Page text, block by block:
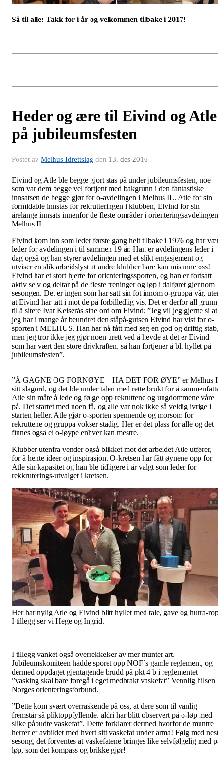
Så til alle: Takk for i år og velkommen tilbake i 2017!
Heder og ære til Eivind og Atle
på jubileumsfesten
Postet av Melhus Idrettslag den 13. des 2016
Eivind og Atle ble begge gjort stas på under jubileumsfesten, noe
som var dem begge vel fortjent med bakgrunn i den fantastiske
innsatsen de begge gjør for o-avdelingen i Melhus IL. Atle for sin
formidable innstas for rekrutteringen i klubben, Eivind for sin
årelange innsats innenfor de fleste områder i
Melhus IL.
Eivind kom inn som leder første gang helt tilbake i 1976 og har
leder for avdelingen i til sammen 19 år. Han er avdelingens leder i
dag også og han styrer avdelingen med et slikt engasjement og
utviser en slik arbeidslyst at andre klubber bare kan misunne oss!
Eivind har et stort hjerte for orienteringssporten, og han er fortsatt
aktiv selv og deltar på de fleste treninger og løp i dalføret gjennom
sesongen. Det er ingen som har satt sin fot innom o-gruppa vår,
at Eivind har tatt i mot de på forbilledlig vis. Det er derfor all grunn
til å sitere Ivar Keiserås sine ord om Eivind; ”Jeg vil jeg gjerne si at
jeg har i mange år beundret den ståpå-gutsen Eivind har vist for o-
sporten i MELHUS. Han har nå fått med seg en god og driftig stab,
men jeg tror ikke jeg gjør noen urett ved å hevde at det er Eivind
som har vært den store drivkraften, så han fortjener å bli hyllet på
jubileumsfesten”.
”Å GAGNE OG FORNØYE – HA DET FOR ØYE” er Melhus
sitt slagord, og det ble under talen med rette brukt for å
Atle sin måte å lede og følge opp rekruttene og ungdommene våre
på. Det startet med noen få, og alle var nok ikke så veldig ivrige i
starten heller. Atle gjør o-sporten spennende og morsom for
rekruttene og gruppa vokser stadig. Her er det plass for alle og det
finnes også ei o-løype enhver kan mestre.
Klubber utenfra vender også blikket mot det arbeidet Atle utfører,
for å hente ideer og inspirasjon. O-kretsen har fått øynene opp for
Atle sin kapasitet og han ble tidligere i år valgt som leder for
rekkruterings-utvalget i kretsen.
Her har nylig Atle og Eivind blitt hyllet med tale, gave og hurra-
I tillegg ser vi Hege og Ingrid.
I tillegg vanket også overrekkelser av mer munter art.
Jubileumskomiteen hadde sporet opp NOF`s gamle reglement, og
dermed oppdaget gjentagende brudd på pkt 4 b i reglementet
”vasking skal bare foregå i eget medbrakt vaskefat” Vennlig hilsen
Norges orienteringsforbund.
”Dette kom svært overraskende på oss, at dere som til vanlig
fremstår så pliktoppfyllende, aldri har blitt observert på o-løp med
slike påbudte vaskefat”. Dette forklarer dermed hvorfor de muntre
herrer er avbildet med hvert sitt vaskefat under arma! Følg med
sesong, det forventes at vaskefatene bringes like selvfølgelig med
løp, som det kompass og brikke gjør!